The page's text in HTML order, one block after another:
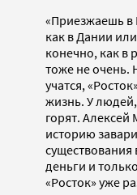
«Приезжаешь в
как в Дании
конечно, как в
тоже не очень.
учатся,
жизнь. У
горят.
историю
существования
деньги и
«Росток» уже